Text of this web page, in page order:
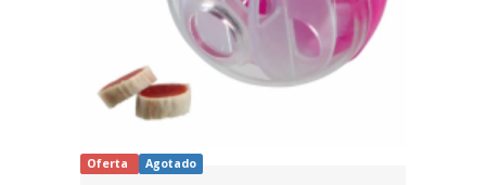
Oferta Agotado